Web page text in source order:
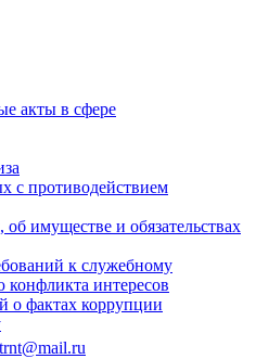
акты в сфере
с противодействием
имуществе и обязательствах
к служебному
интересов
о фактах коррупции